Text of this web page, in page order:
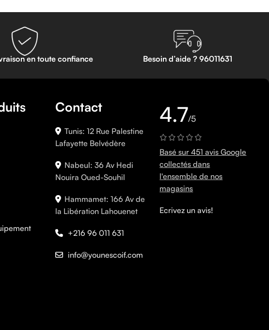
en toute confiance Besoin d’aide ? 96011631
Contact
Tunis: 12 Rue Palestine
Lafayette Belvédère
Nabeul: 36 Av Hedi
Nouira Oued-Souhil
Hammamet: 166 Av de
la Libération Lahouenet
+216 96 011 631
info@younescoif.com
4.7/5
Basé sur 451 avis Google
collectés dans
l'ensemble de nos
magasins
Ecrivez un avis!